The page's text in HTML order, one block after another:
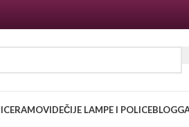
RAMOVIDEČIJE LAMPE I POLICEBLOG